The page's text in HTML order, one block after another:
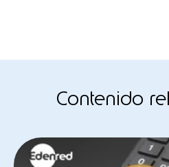
Contenido